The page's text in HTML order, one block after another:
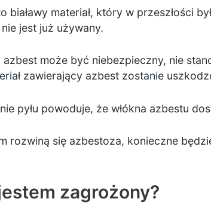
białawy materiał, który w przeszłości
jest już używany.
azbest może być niebezpieczny, nie
zawierający azbest zostanie
pyłu powoduje, że włókna azbestu
rozwiną się azbestoza, konieczne
zagrożony?